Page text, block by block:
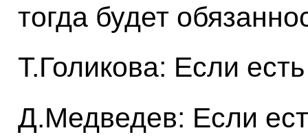
тогда будет
Т.Голикова: Если
Д.Медведев: Если